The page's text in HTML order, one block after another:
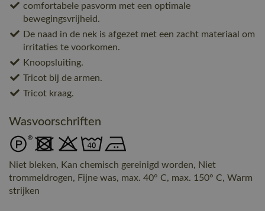
comfortabele pasvorm met een optimale
bewegingsvrijheid.
De naad in de nek is afgezet met een zacht materiaal om
irritaties te voorkomen.
Knoopsluiting.
Tricot bij de armen.
Tricot kraag.
Wasvoorschriften
Niet bleken, Kan chemisch gereinigd worden, Niet
trommeldrogen, Fijne was, max. 40° C, max. 150° C, Warm
strijken